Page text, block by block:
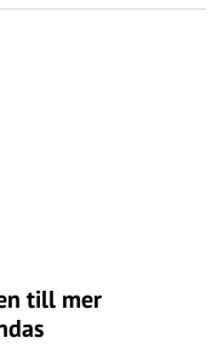
till mer